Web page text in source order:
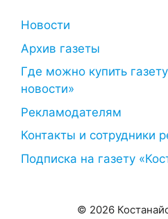
Новости
Архив газеты
Где можно купить
новости»
Рекламодателям
Контакты и сотрудники
Подписка на газету
© 2026